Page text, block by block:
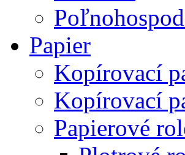
Papier
Kopírovací
Kopírovací
Papierové